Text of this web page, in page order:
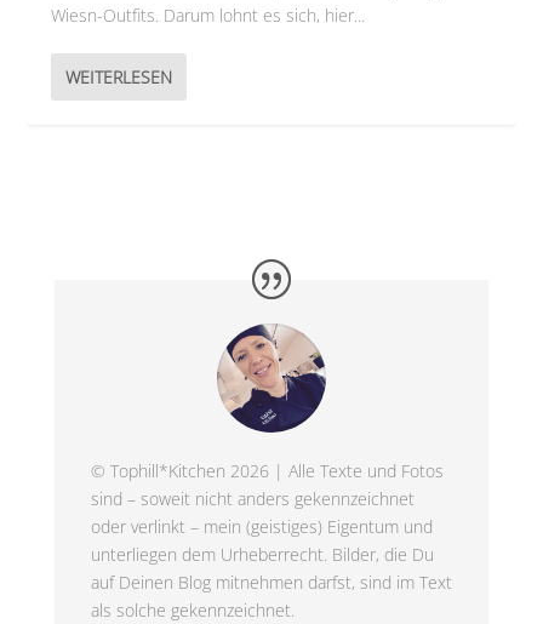
Wiesn-Outfits. Darum lohnt es sich, hier...
WEITERLESEN
© Tophill*Kitchen 2026 | Alle Texte und Fotos
sind – soweit nicht anders gekennzeichnet
oder verlinkt – mein (geistiges) Eigentum und
unterliegen dem Urheberrecht. Bilder, die Du
auf Deinen Blog mitnehmen darfst, sind im Text
als solche gekennzeichnet.